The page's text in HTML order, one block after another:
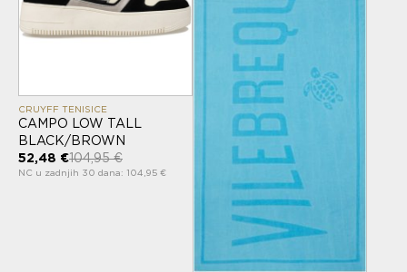
CRUYFF TENISICE
CAMPO LOW TALL
BLACK/BROWN
52,48 €104,95 €
NC u zadnjih 30 dana: 104,95 €